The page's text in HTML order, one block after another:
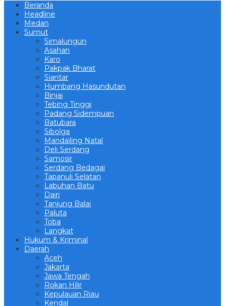
Beranda
Headline
Medan
Sumut
Simalungun
Asahan
Karo
Pakpak Bharat
Siantar
Humbang Hasundutan
Binjai
Tebing Tinggi
Padang Sidempuan
Batubara
Sibolga
Mandailing Natal
Deli Serdang
Samosir
Serdang Bedagai
Tapanuli Selatan
Labuhan Batu
Dairi
Tanjung Balai
Paluta
Toba
Langkat
Hukum & Kriminal
Daerah
Aceh
Jakarta
Jawa Tengah
Rokan Hilir
Kepulauan Riau
Kendal